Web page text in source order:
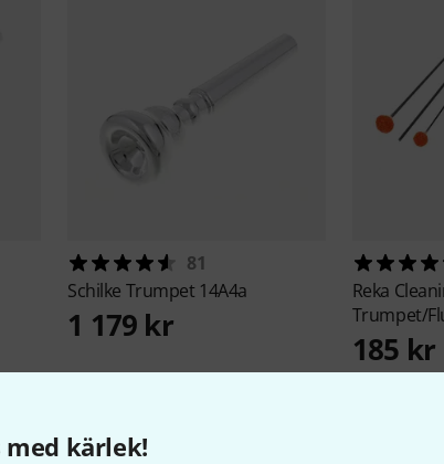
med kärlek!
81
Schilke Trumpet 14A4a
1 179 kr
Reka
Trumpet/
185 kr